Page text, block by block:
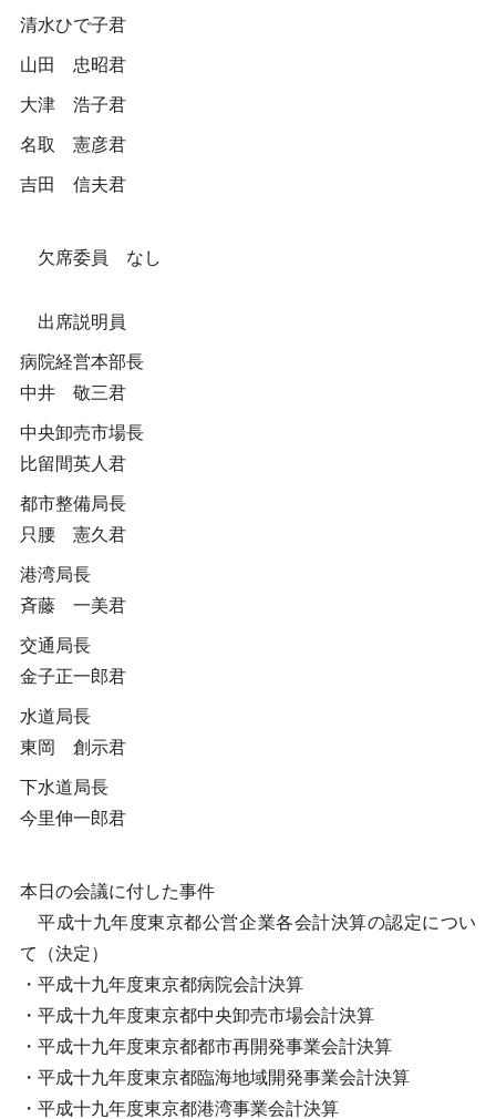
清水ひで子君
山田 忠昭君
大津 浩子君
名取 憲彦君
吉田 信夫君
欠席委員 なし
出席説明員
病院経営本部長
中井 敬三君
中央卸売市場長
比留間英人君
都市整備局長
只腰 憲久君
港湾局長
斉藤 一美君
交通局長
金子正一郎君
水道局長
東岡 創示君
下水道局長
今里伸一郎君
本日の会議に付した事件
平成十九年度東京都公営企業各会計決算の認定につい
て（決定）
・平成十九年度東京都病院会計決算
・平成十九年度東京都中央卸売市場会計決算
・平成十九年度東京都都市再開発事業会計決算
・平成十九年度東京都臨海地域開発事業会計決算
・平成十九年度東京都港湾事業会計決算